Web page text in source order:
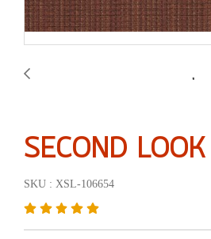
SECOND
SKU : XSL-106654